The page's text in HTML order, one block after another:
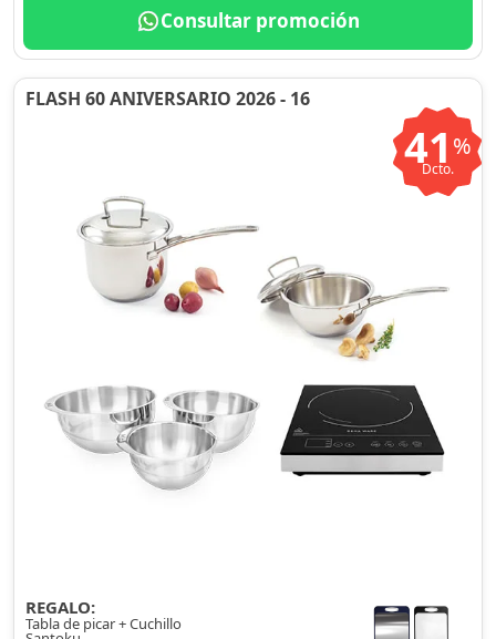
Consultar promoción
FLASH 60 ANIVERSARIO 2026 - 16
41 %
Dcto.
REGALO:
Tabla de picar + Cuchillo